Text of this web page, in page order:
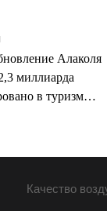
Алаколя
миллиарда
в туризм
Качество